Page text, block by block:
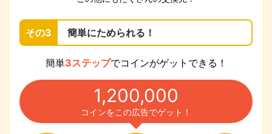
その3 簡単にためられる！
簡単3ステップでコインがゲットできる！
1,200,000
コインをこの広告でゲット！